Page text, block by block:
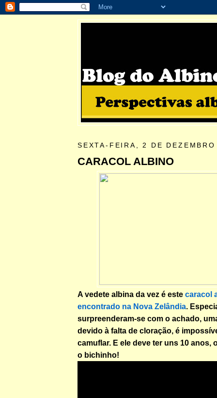
SEXTA-FEIRA, 2 DE
CARACOL ALBINO
A vedete albina da vez é este caracol
encontrado na Nova Zelândia.
surpreenderam-se com o achado,
devido à falta de cloração, é
camuflar. E ele deve ter uns 10 anos,
o bichinho!